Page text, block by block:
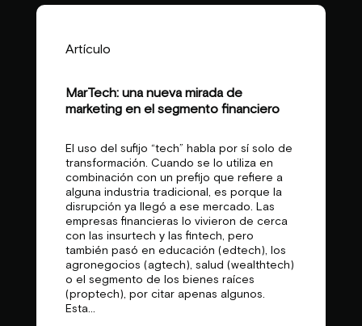
Artículo
MarTech: una nueva mirada de
marketing en el segmento financiero
El uso del sufijo “tech” habla por sí solo de
transformación. Cuando se lo utiliza en
combinación con un prefijo que refiere a
alguna industria tradicional, es porque la
disrupción ya llegó a ese mercado. Las
empresas financieras lo vivieron de cerca
con las insurtech y las fintech, pero
también pasó en educación (edtech), los
agronegocios (agtech), salud (wealthtech)
o el segmento de los bienes raíces
(proptech), por citar apenas algunos.
Esta...